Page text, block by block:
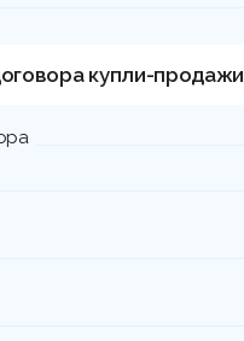
купли-продажи